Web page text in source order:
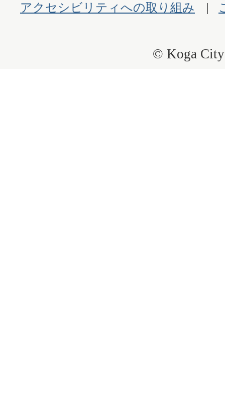
アクセシビリティへの取り組み
© Koga City